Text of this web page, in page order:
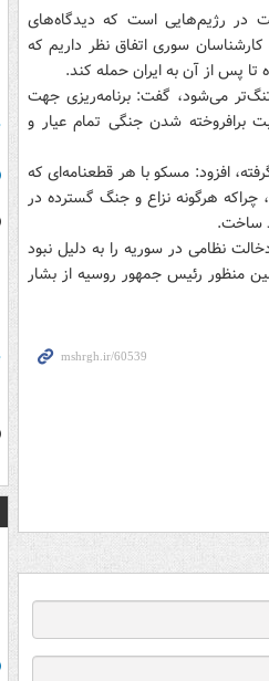
در رژیم‌هایی است که دیدگاه‌های
سوری اتفاق نظر داریم که
تا پس از آن به ایران حمله کند.
می‌شود، گفت: برنامه‌ریزی جهت
برافروخته شدن جنگی تمام عیار و
افزود: مسکو با هر قطعنامه‌ای که
هرگونه نزاع و جنگ گسترده در
ساخت.
نظامی در سوریه را به دلیل نبود
منظور رئیس جمهور روسیه از بشار